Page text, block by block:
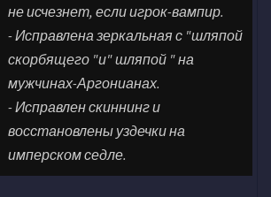
не исчезнет, если игрок-вампир.
- Исправлена зеркальная с "шляпой
скорбящего "и" шляпой " на
мужчинах-Аргонианах.
- Исправлен скиннинг и
восстановлены уздечки на
имперском седле.